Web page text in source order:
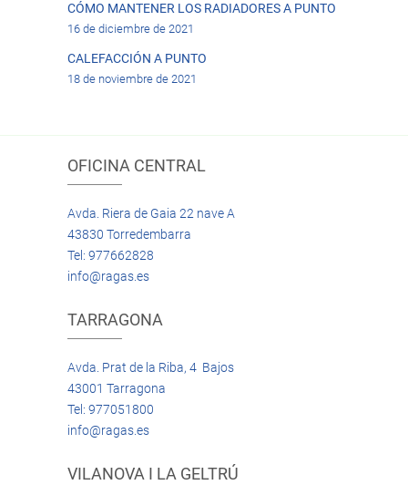
CÓMO MANTENER LOS RADIADORES A PUNTO
16 de diciembre de 2021
CALEFACCIÓN A PUNTO
18 de noviembre de 2021
OFICINA CENTRAL
Avda. Riera de Gaia 22 nave A
43830 Torredembarra
Tel: 977662828
info@ragas.es
TARRAGONA
Avda. Prat de la Riba, 4 Bajos
43001 Tarragona
Tel: 977051800
info@ragas.es
VILANOVA I LA GELTRÚ